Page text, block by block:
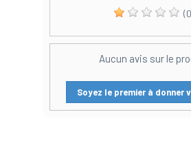
Aucun avis sur le
Soyez le premier à donner